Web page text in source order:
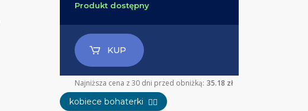
Produkt dostępny
KUP
Najniższa cena z 30 dni przed obniżką: 35.18 zł
kobiece bohaterki 👱‍♀️